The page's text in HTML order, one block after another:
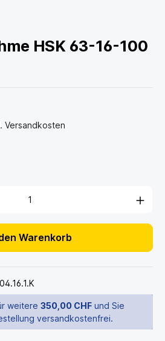
HSK 63-16-100
Versandkosten
Warenkorb
weitere 350,00 CHF und Sie
versandkostenfrei.